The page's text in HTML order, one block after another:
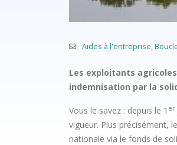
Aides à l'entreprise,
Les exploitants
indemnisation par la
Vous le savez : depuis le 1 er
vigueur. Plus précisément,
nationale via le fonds de